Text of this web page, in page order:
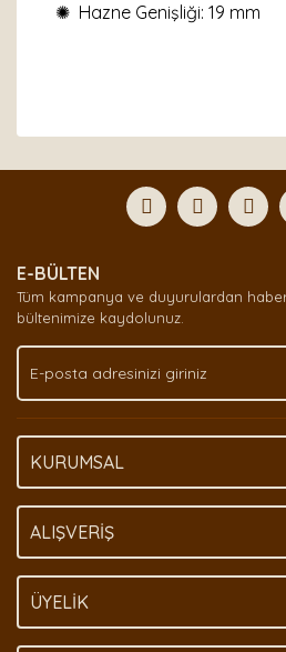
✺ Hazne Genişliği: 19 mm
Yorum Yaz
formunu kullanarak tarafımıza
Görüş ve önerileriniz için
Ürün açıklamasında eksik bilgiler
Ürün bilgilerinde hatalar bulunuyor.
Ürün fiyatı diğer sitelerden daha
Bu ürüne benzer farklı alternatifler
E-BÜLTEN
Tüm kampanya ve duyurulardan
bültenimize kaydolunuz.
KURUMSAL
ALIŞVERİŞ
ÜYELİK